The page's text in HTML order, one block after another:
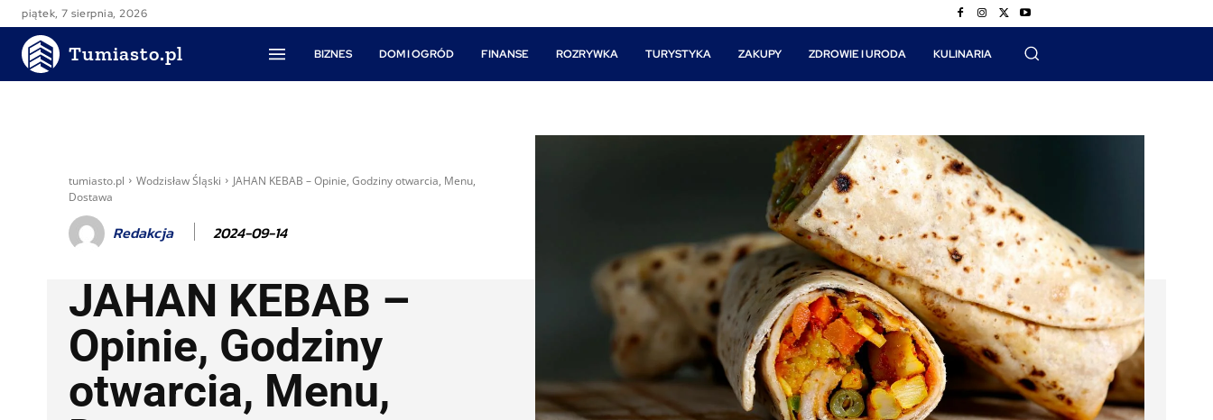
piątek, 7 sierpnia, 2026
Tumiasto.pl BIZNES DOM I OGRÓD FINANSE ROZRYWKA TURYSTYKA ZAKUPY ZDROWIE I URODA KULINARIA
tumiasto.pl Wodzisław Śląski
JAHAN KEBAB – Opinie, Godziny otwarcia, Menu,
Dostawa
Redakcja 2024-09-14
JAHAN KEBAB –
Opinie, Godziny
otwarcia, Menu,